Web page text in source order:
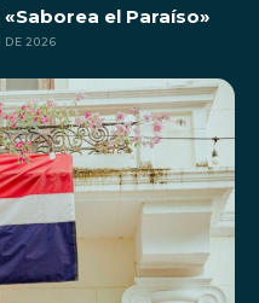
el Paraíso»
DE 2026